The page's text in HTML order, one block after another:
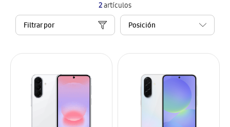
2artículos
Filtrar por